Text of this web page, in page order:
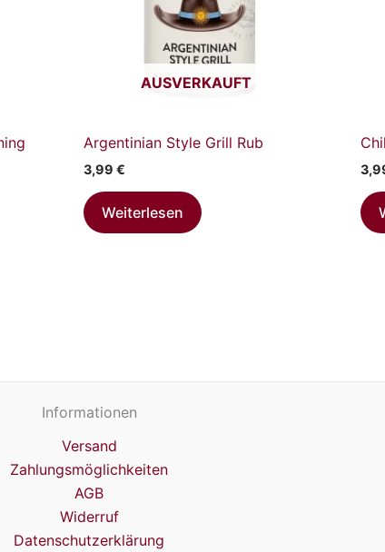
AUSVERKAUFT
Argentinian Style Grill Rub
3,99€
Weiterlesen
Informationen
Versand
Zahlungsmöglichkeiten
AGB
Widerruf
Datenschutzerklärung